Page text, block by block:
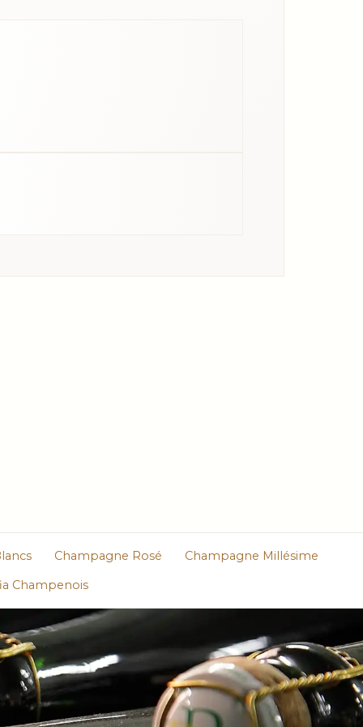
Champagne Rosé
Champagne Millésime
Champenois